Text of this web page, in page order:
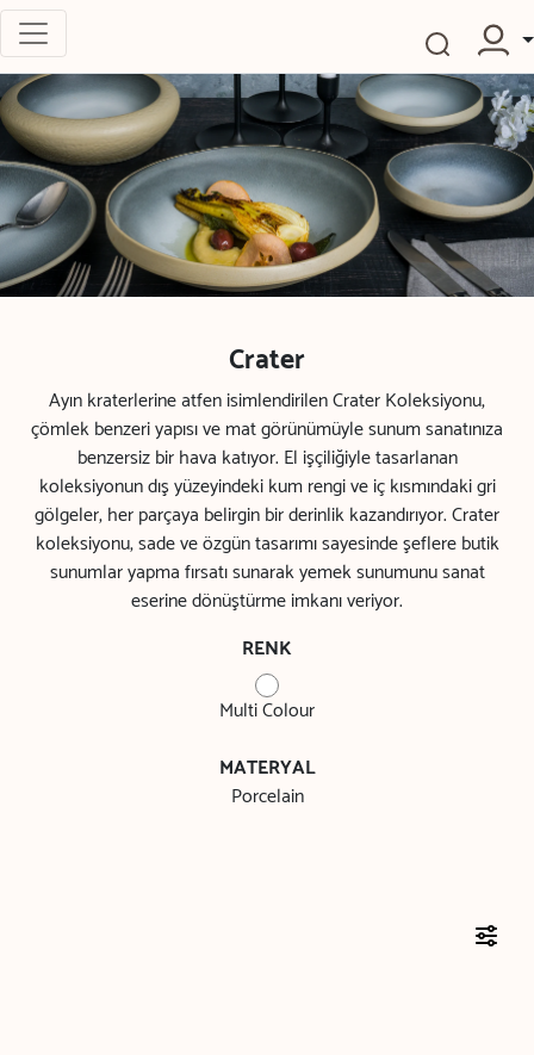
Crater
Ayın kraterlerine atfen isimlendirilen Crater Koleksiyonu,
çömlek benzeri yapısı ve mat görünümüyle sunum sanatınıza
benzersiz bir hava katıyor. El işçiliğiyle tasarlanan
koleksiyonun dış yüzeyindeki kum rengi ve iç kısmındaki gri
gölgeler, her parçaya belirgin bir derinlik kazandırıyor. Crater
koleksiyonu, sade ve özgün tasarımı sayesinde şeflere butik
sunumlar yapma fırsatı sunarak yemek sunumunu sanat
eserine dönüştürme imkanı veriyor.
RENK
Multi Colour
MATERYAL
Porcelain